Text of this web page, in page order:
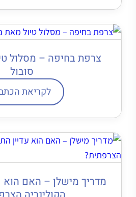
צרפת בחיפה – מסלול
סובול
לקריאת
מדריך מישלן – האם הוא